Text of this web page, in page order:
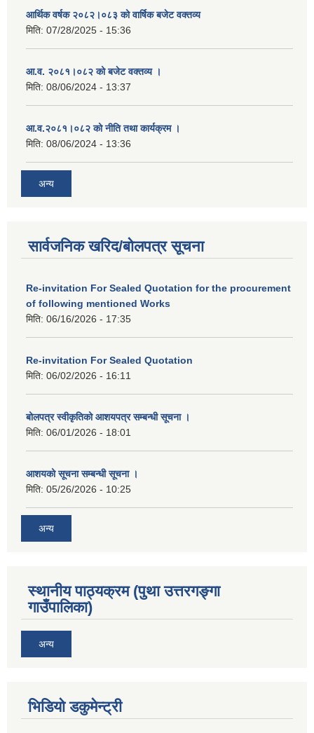
आर्थिक वर्षक २०८२।०८३ को वार्षिक बजेट वक्तव्य
मिति: 07/28/2025 - 15:36
आ.व. २०८१।०८२ को बजेट वक्तव्य ।
मिति: 08/06/2024 - 13:37
आ.व.२०८१।०८२ को नीति तथा कार्यक्रम ।
मिति: 08/06/2024 - 13:36
अन्य
सार्वजनिक खरिद/बोलपत्र सूचना
Re-invitation For Sealed Quotation for the procurement
of following mentioned Works
मिति: 06/16/2026 - 17:35
Re-invitation For Sealed Quotation
मिति: 06/02/2026 - 16:11
बोलपत्र स्वीकृतिको आशयपत्र सम्बन्धी सूचना ।
मिति: 06/01/2026 - 18:01
आशयको सूचना सम्बन्धी सूचना ।
मिति: 05/26/2026 - 10:25
अन्य
स्थानीय पाठ्यक्रम (पुथा उत्तरगङ्गा
गाउँपालिका)
अन्य
भिडियो डकुमेन्ट्री